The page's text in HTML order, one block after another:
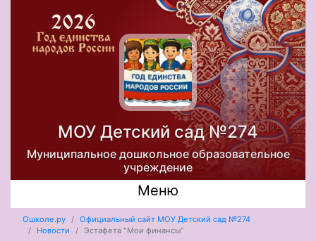
МОУ Детский сад №274
Муниципальное дошкольное образовательное
учреждение
Меню
Ошколе.ру
Официальный сайт МОУ Детский сад №274
Новости
Эстафета "Мои финансы"